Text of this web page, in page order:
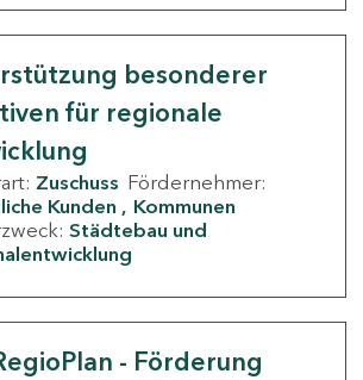
besonderer
für regionale
Zuschuss Fördernehmer:
Kunden
Kommunen
Städtebau und
- Förderung